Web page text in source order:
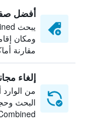
أفضل
ومكان
مقارنة
إلغاء
من
البحث